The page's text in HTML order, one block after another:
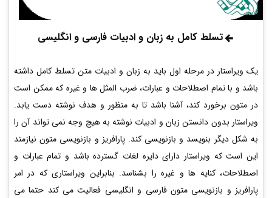
تسلط کامل به زبان و ادبیات فارسی و انگلیسی
یک ویراستار در مرحله اول باید به زبان و ادبیات متن تسلط کامل داشته
باشد و با تمام اصطلاحات و عبارات، ضرب المثل ها و غیره که ممکن است
در متون برخورد کند، آشنا باشد تا به منظور و هدف نوشته دست یابد.
ویراستار بدون دانستن زبان و ادبیات نوشته به هیچ وجه نمی تواند آن را
به شکل دیگر بنویسد و بازنویسی کند. پارافریز و بازنویسی متون نیازمند
این است که ویراستار دارای دایره لغات گسترده باشد و تمام عبارات و
اصطلاحات، کنایه ها و غیره را بشناسد. بنابراین ویراستاری که در امر
پارافریز و بازنویسی متون فارسی و انگلیسی فعالیت می کند حتما می